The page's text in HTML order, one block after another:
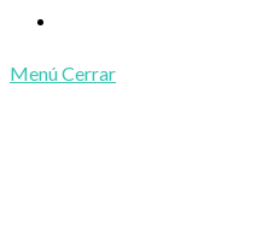
de
MenúCerrar